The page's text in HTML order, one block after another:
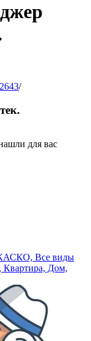
/
для вас
Все виды
Квартира, Дом,